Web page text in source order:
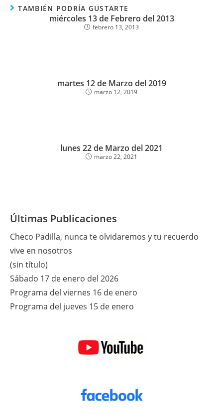
TAMBIÉN PODRÍA GUSTARTE
miércoles 13 de Febrero del 2013
febrero 13, 2013
martes 12 de Marzo del 2019
marzo 12, 2019
lunes 22 de Marzo del 2021
marzo 22, 2021
Últimas Publicaciones
Checo Padilla, nunca te olvidaremos y tu recuerdo
vive en nosotros
(sin título)
Sábado 17 de enero del 2026
Programa del viernes 16 de enero
Programa del jueves 15 de enero